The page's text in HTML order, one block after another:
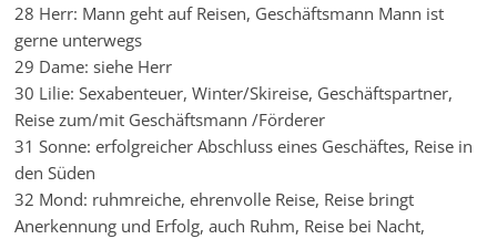
28 Herr: Mann geht auf Reisen, Geschäftsmann Mann ist
gerne unterwegs
29 Dame: siehe Herr
30 Lilie: Sexabenteuer, Winter/Skireise, Geschäftspartner,
Reise zum/mit Geschäftsmann /Förderer
31 Sonne: erfolgreicher Abschluss eines Geschäftes, Reise in
den Süden
32 Mond: ruhmreiche, ehrenvolle Reise, Reise bringt
Anerkennung und Erfolg, auch Ruhm, Reise bei Nacht,